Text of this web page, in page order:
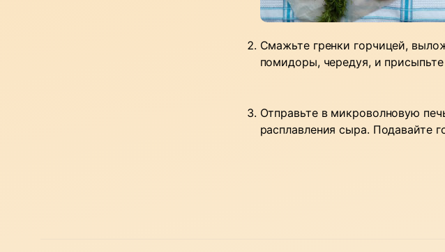
Смажьте гренки горчицей,
помидоры, чередуя, и
Отправьте в микроволновую
расплавления сыра. Подавайте